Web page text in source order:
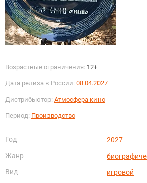
Возрастные ограничения: 12+
Дата релиза в России: 08.04.2027
Дистрибьютор: Атмосфера кино
Период: Производство
Год
2027
Жанр
Вид
игровой